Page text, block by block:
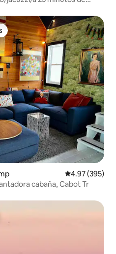
Calificación
4.97 (395)
cabaña, Cabot Tr